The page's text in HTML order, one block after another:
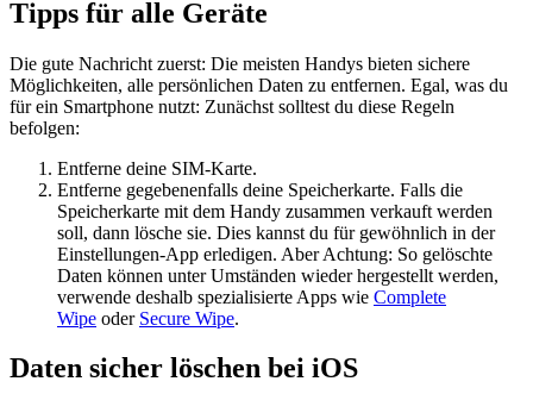
Tipps für alle Geräte
Die gute Nachricht zuerst: Die meisten Handys bieten sichere
Möglichkeiten, alle persönlichen Daten zu entfernen. Egal, was du
für ein Smartphone nutzt: Zunächst solltest du diese Regeln
befolgen:
Entferne deine SIM-Karte.
Entferne gegebenenfalls deine Speicherkarte. Falls die
Speicherkarte mit dem Handy zusammen verkauft werden
soll, dann lösche sie. Dies kannst du für gewöhnlich in der
Einstellungen-App erledigen. Aber Achtung: So gelöschte
Daten können unter Umständen wieder hergestellt werden,
verwende deshalb spezialisierte Apps wie Complete
Wipe oder Secure Wipe.
Daten sicher löschen bei iOS